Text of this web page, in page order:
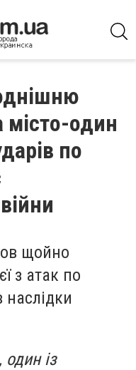
місто-один
по
щойно
з атак по
із